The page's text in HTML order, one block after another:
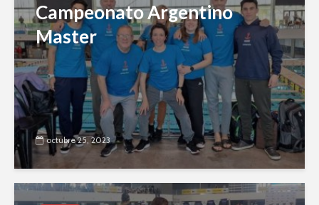
Campeonato Argentino
Master
octubre 25, 2023